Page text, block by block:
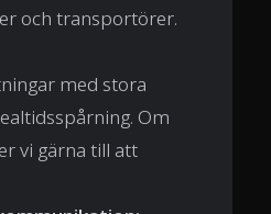
och transportörer.
med stora
Om
vi gärna till att